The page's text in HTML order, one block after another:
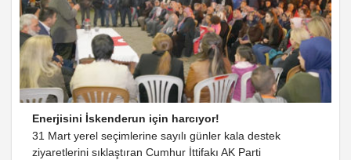
Enerjisini İskenderun için harcıyor!
31 Mart yerel seçimlerine sayılı günler kala destek
ziyaretlerini sıklaştıran Cumhur İttifakı AK Parti